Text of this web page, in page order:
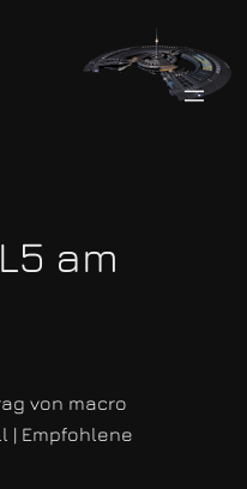
am
von macro
| Empfohlene